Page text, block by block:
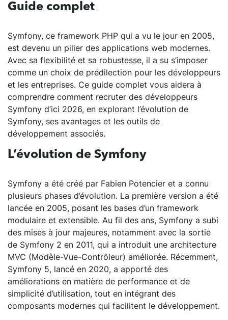
Guide complet
Symfony, ce framework PHP qui a vu le jour en 2005,
est devenu un pilier des applications web modernes.
Avec sa flexibilité et sa robustesse, il a su s’imposer
comme un choix de prédilection pour les développeurs
et les entreprises. Ce guide complet vous aidera à
comprendre comment recruter des développeurs
Symfony d’ici 2026, en explorant l’évolution de
Symfony, ses avantages et les outils de
développement associés.
L’évolution de Symfony
Symfony a été créé par Fabien Potencier et a connu
plusieurs phases d’évolution. La première version a été
lancée en 2005, posant les bases d’un framework
modulaire et extensible. Au fil des ans, Symfony a subi
des mises à jour majeures, notamment avec la sortie
de Symfony 2 en 2011, qui a introduit une architecture
MVC (Modèle-Vue-Contrôleur) améliorée. Récemment,
Symfony 5, lancé en 2020, a apporté des
améliorations en matière de performance et de
simplicité d’utilisation, tout en intégrant des
composants modernes qui facilitent le développement.